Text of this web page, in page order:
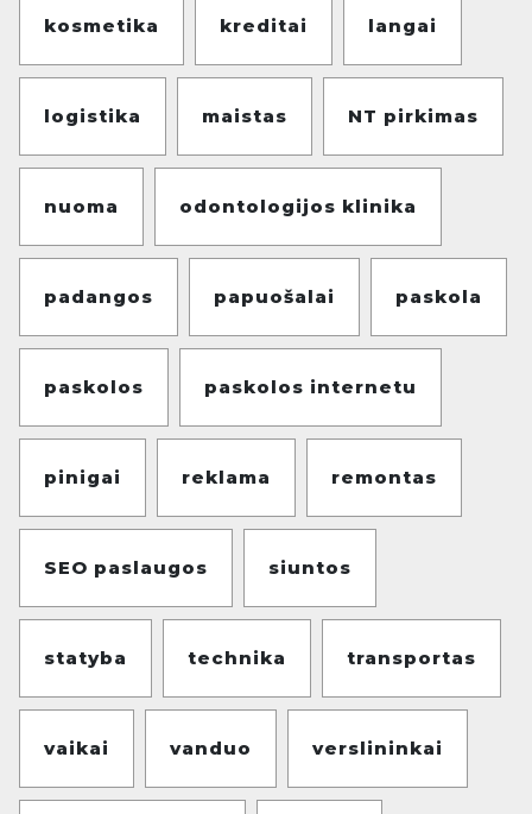
kosmetika kreditai langai
logistika maistas NT pirkimas
nuoma odontologijos klinika
padangos papuošalai paskola
paskolos paskolos internetu
pinigai reklama remontas
SEO paslaugos siuntos
statyba technika transportas
vaikai vanduo verslininkai